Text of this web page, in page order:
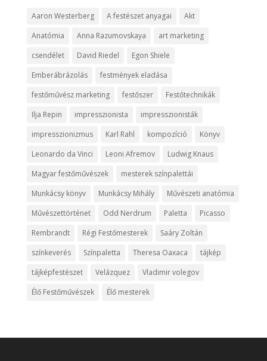
Aaron Westerberg A festészet anyagai
Akt
Anatómia
Anna Razumovskaya
art marketing
csendélet
David Riedel
Egon Shiele
Emberábrázolás
festmények eladása
festőművész marketing
festőszer
Festőtechnikák
Ilja Repin
impresszionista
impresszionisták
impresszionizmus
Karl Rahl kompozíció
Könyv
Leonardo da Vinci
Leoni Afremov
Ludwig Knaus
Magyar festőművészek
mesterek színpalettái
Munkácsy könyv
Munkácsy Mihály
Művészeti anatómia
Művészettörténet
Odd Nerdrum Paletta
Picasso
Rembrandt
Régi Festőmesterek
Saáry Zoltán
színkeverés
Színpaletta Theresa Oaxaca
tájkép
tájképfestészet
Velázquez
Vladimir volegov
Élő Festőművészek
Élő mesterek